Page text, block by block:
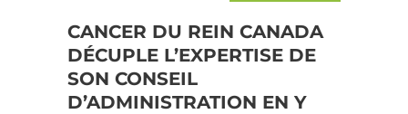
CANCER DU REIN CANADA
DÉCUPLE L’EXPERTISE DE
SON CONSEIL
D’ADMINISTRATION EN Y